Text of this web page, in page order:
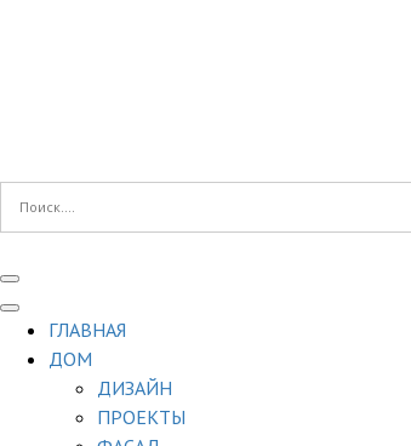
ГЛАВНАЯ
ДОМ
ДИЗАЙН
ПРОЕКТЫ